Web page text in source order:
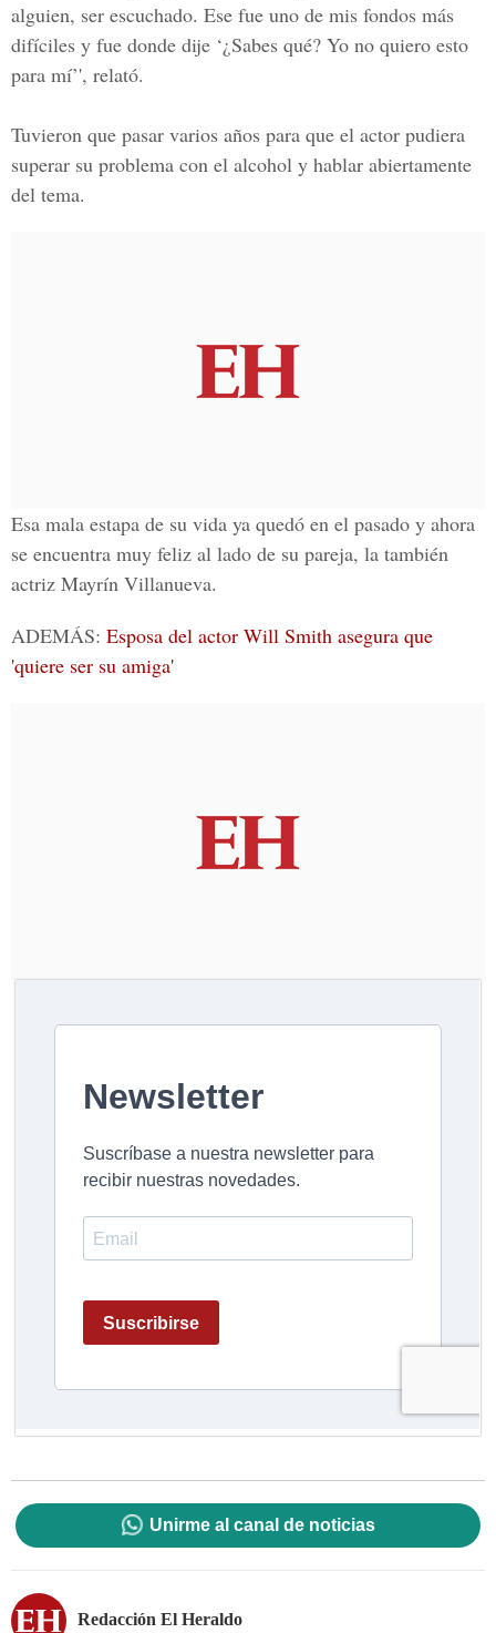
alguien, ser escuchado. Ese fue uno de mis fondos más
difíciles y fue donde dije ‘¿Sabes qué? Yo no quiero esto
para mí’', relató.
Tuvieron que pasar varios años para que el actor pudiera
superar su problema con el alcohol y hablar abiertamente
del tema.
Esa mala estapa de su vida ya quedó en el pasado y ahora
se encuentra muy feliz al lado de su pareja, la también
actriz Mayrín Villanueva.
ADEMÁS: Esposa del actor Will Smith asegura que
'quiere ser su amiga'
Unirme al canal de noticias
Redacción El Heraldo